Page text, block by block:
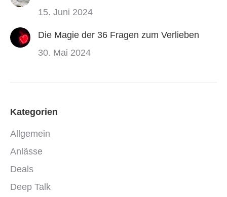
15. Juni 2024
Die Magie der 36 Fragen zum Verlieben
30. Mai 2024
Kategorien
Allgemein
Anlässe
Deals
Deep Talk